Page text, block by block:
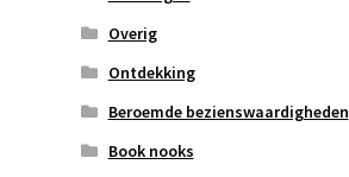
Overig
Ontdekking
Beroemde bezienswaardigheden
Book nooks